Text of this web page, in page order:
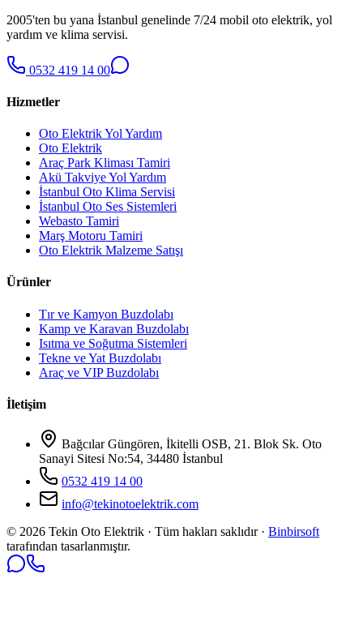
2005'ten bu yana İstanbul genelinde 7/24 mobil oto elektrik, yol
yardım ve klima servisi.
0532 419 14 00
Hizmetler
Oto Elektrik Yol Yardım
Oto Elektrik
Araç Park Kliması Tamiri
Akü Takviye Yol Yardım
İstanbul Oto Klima Servisi
İstanbul Oto Ses Sistemleri
Webasto Tamiri
Marş Motoru Tamiri
Oto Elektrik Malzeme Satışı
Ürünler
Tır ve Kamyon Buzdolabı
Kamp ve Karavan Buzdolabı
Isıtma ve Soğutma Sistemleri
Tekne ve Yat Buzdolabı
Araç ve VIP Buzdolabı
İletişim
Bağcılar Güngören, İkitelli OSB, 21. Blok Sk. Oto
Sanayi Sitesi No:54, 34480 İstanbul
0532 419 14 00
info@tekinotoelektrik.com
© 2026 Tekin Oto Elektrik · Tüm hakları saklıdır · Binbirsoft
tarafından tasarlanmıştır.